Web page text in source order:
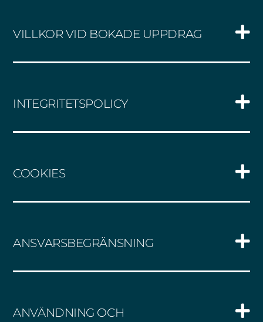
VILLKOR VID BOKADE UPPDRAG
INTEGRITETSPOLICY
COOKIES
ANSVARSBEGRÄNSNING
ANVÄNDNING OCH